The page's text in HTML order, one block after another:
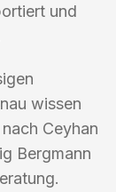
und
wissen
Ceyhan
Bergmann